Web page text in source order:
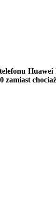
zamiast